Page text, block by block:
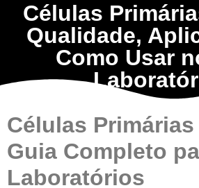
Células
Qualidade,
Como Usar
Células
Guia Completo
Laboratórios